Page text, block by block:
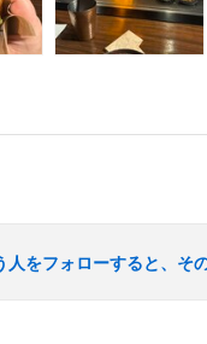
人をフォローすると、そ